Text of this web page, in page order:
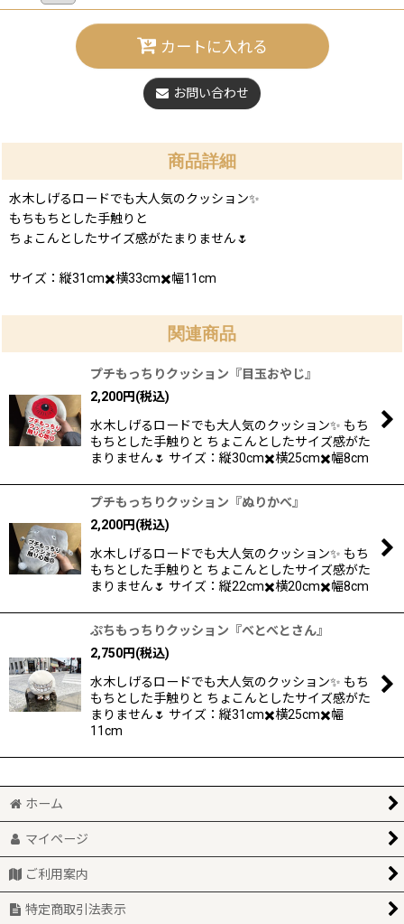
カートに入れる
お問い合わせ
商品詳細
水木しげるロードでも大人気のクッション✨
もちもちとした手触りと
ちょこんとしたサイズ感がたまりません🌷
サイズ：縦31cm✖️横33cm✖️幅11cm
関連商品
プチもっちりクッション『目玉おやじ』
2,200円(税込)
水木しげるロードでも大人気のクッション✨ もち
もちとした手触りと ちょこんとしたサイズ感がた
まりません🌷 サイズ：縦30cm✖️横25cm✖️幅8cm
プチもっちりクッション『ぬりかべ』
2,200円(税込)
水木しげるロードでも大人気のクッション✨ もち
もちとした手触りと ちょこんとしたサイズ感がた
まりません🌷 サイズ：縦22cm✖️横20cm✖️幅8cm
ぷちもっちりクッション『べとべとさん』
2,750円(税込)
水木しげるロードでも大人気のクッション✨ もち
もちとした手触りと ちょこんとしたサイズ感がた
まりません🌷 サイズ：縦31cm✖️横25cm✖️幅
11cm
ホーム
マイページ
ご利用案内
特定商取引法表示